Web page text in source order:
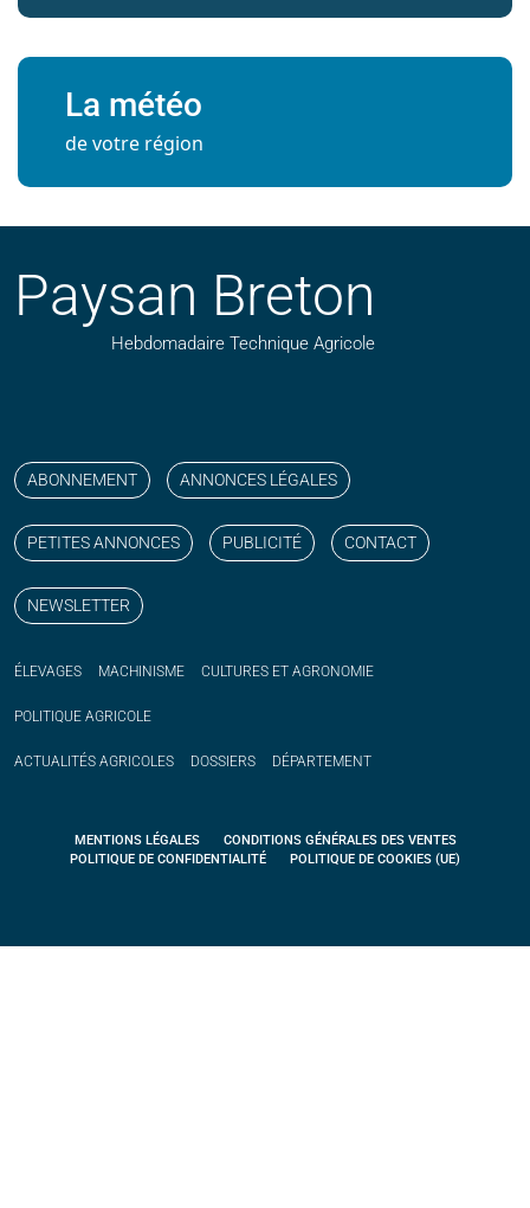
La météo
de votre région
Paysan Breton
Hebdomadaire Technique Agricole
ABONNEMENT ANNONCES LÉGALES
PETITES ANNONCES PUBLICITÉ CONTACT
NEWSLETTER
ÉLEVAGES MACHINISME CULTURES ET AGRONOMIE
POLITIQUE AGRICOLE
ACTUALITÉS AGRICOLES DOSSIERS DÉPARTEMENT
MENTIONS LÉGALES
CONDITIONS GÉNÉRALES DES VENTES
POLITIQUE DE CONFIDENTIALITÉ
POLITIQUE DE COOKIES (UE)